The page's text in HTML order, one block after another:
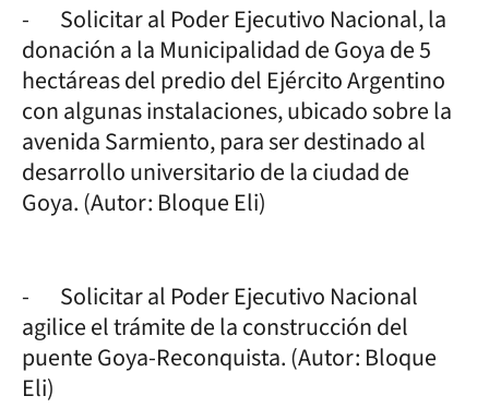
- Solicitar al Poder Ejecutivo Nacional, la
donación a la Municipalidad de Goya de 5
hectáreas del predio del Ejército Argentino
con algunas instalaciones, ubicado sobre la
avenida Sarmiento, para ser destinado al
desarrollo universitario de la ciudad de
Goya. (Autor: Bloque Eli)
- Solicitar al Poder Ejecutivo Nacional
agilice el trámite de la construcción del
puente Goya-Reconquista. (Autor: Bloque
Eli)